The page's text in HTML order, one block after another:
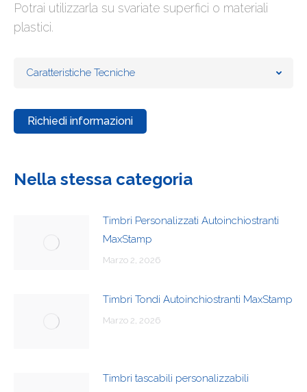
Potrai utilizzarla su svariate superfici o materiali
plastici.
Caratteristiche Tecniche
Richiedi informazioni
Nella stessa categoria
Timbri Personalizzati Autoinchiostranti
MaxStamp
Marzo 2, 2026
Timbri Tondi Autoinchiostranti MaxStamp
Marzo 2, 2026
Timbri tascabili personalizzabili